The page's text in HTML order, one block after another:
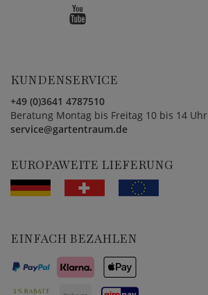
KUNDENSERVICE
+49 (0)3641 4787510
Beratung Montag bis Freitag 10 bis 14 Uhr
service@gartentraum.de
EUROPAWEITE LIEFERUNG
EINFACH BEZAHLEN